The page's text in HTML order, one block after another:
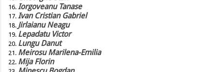
Iorgoveanu Tanase
Ivan Cristian Gabriel
Jirlaianu Neagu
Lepadatu Victor
Lungu Danut
Meirosu Marilena-Emilia
Mija Florin